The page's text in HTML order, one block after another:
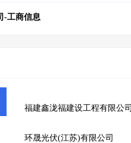
-工商信息
福建鑫泷福建设工程有限公司
环晟光伏(江苏)有限公司